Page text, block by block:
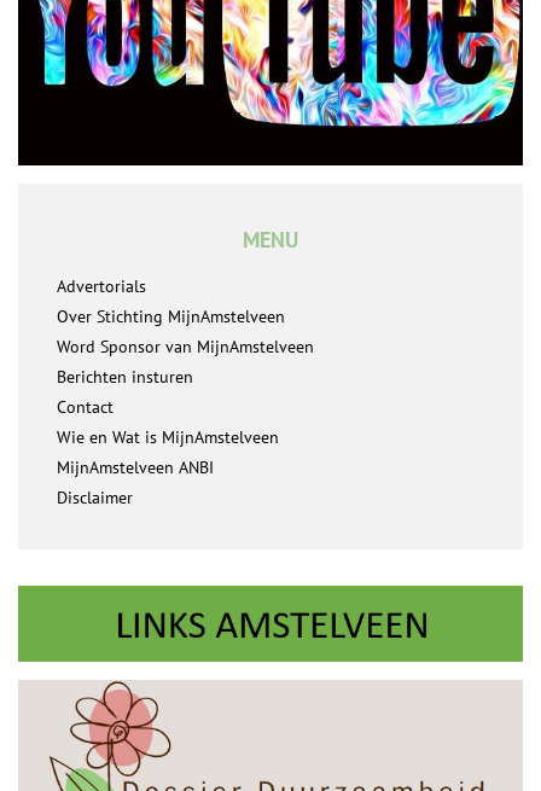
MENU
Advertorials
Over Stichting MijnAmstelveen
Word Sponsor van MijnAmstelveen
Berichten insturen
Contact
Wie en Wat is MijnAmstelveen
MijnAmstelveen ANBI
Disclaimer